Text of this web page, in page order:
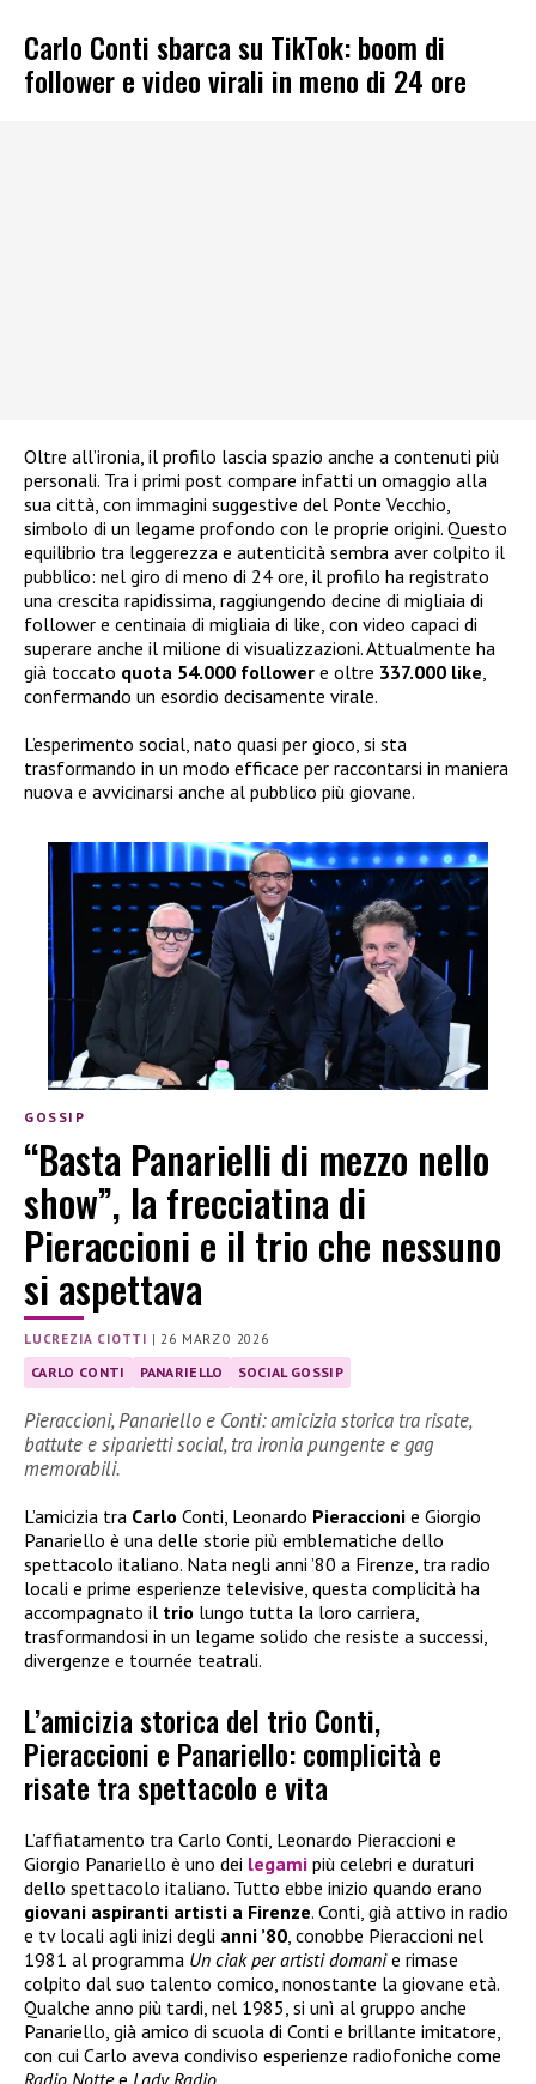
Carlo Conti sbarca su TikTok: boom di
follower e video virali in meno di 24 ore
Oltre all’ironia, il profilo lascia spazio anche a contenuti più
personali. Tra i primi post compare infatti un omaggio alla
sua città, con immagini suggestive del Ponte Vecchio,
simbolo di un legame profondo con le proprie origini. Questo
equilibrio tra leggerezza e autenticità sembra aver colpito il
pubblico: nel giro di meno di 24 ore, il profilo ha registrato
una crescita rapidissima, raggiungendo decine di migliaia di
follower e centinaia di migliaia di like, con video capaci di
superare anche il milione di visualizzazioni. Attualmente ha
già toccato quota 54.000 follower e oltre 337.000 like
confermando un esordio decisamente virale.
L’esperimento social, nato quasi per gioco, si sta
trasformando in un modo efficace per raccontarsi in maniera
nuova e avvicinarsi anche al pubblico più giovane.
GOSSIP
“Basta Panarielli di mezzo nello
show”, la frecciatina di
Pieraccioni e il trio che nessuno
si aspettava
LUCREZIA CIOTTI |26 MARZO 2026
CARLO CONTI PANARIELLO SOCIAL GOSSIP
Pieraccioni, Panariello e Conti: amicizia storica tra risate,
battute e siparietti social, tra ironia pungente e gag
memorabili.
L’amicizia tra Carlo Conti, Leonardo Pieraccioni e Giorgio
Panariello è una delle storie più emblematiche dello
spettacolo italiano. Nata negli anni ’80 a Firenze, tra radio
locali e prime esperienze televisive, questa complicità ha
accompagnato il trio lungo tutta la loro carriera,
trasformandosi in un legame solido che resiste a successi,
divergenze e tournée teatrali.
L’amicizia storica del trio Conti,
Pieraccioni e Panariello: complicità e
risate tra spettacolo e vita
L’affiatamento tra Carlo Conti, Leonardo Pieraccioni e
Giorgio Panariello è uno dei legami più celebri e duraturi
dello spettacolo italiano. Tutto ebbe inizio quando erano
giovani aspiranti artisti a Firenze. Conti, già attivo in radio
e tv locali agli inizi degli anni ’80, conobbe Pieraccioni nel
1981 al programma Un ciak per artisti domanie rimase
colpito dal suo talento comico, nonostante la giovane età.
Qualche anno più tardi, nel 1985, si unì al gruppo anche
Panariello, già amico di scuola di Conti e brillante imitatore,
con cui Carlo aveva condiviso esperienze radiofoniche come